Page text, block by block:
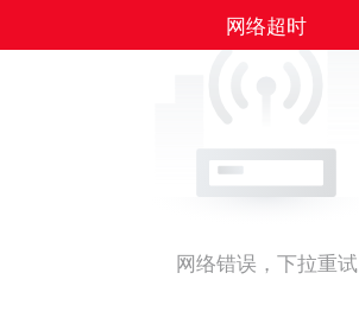
网络错误，下拉重试
网络超时